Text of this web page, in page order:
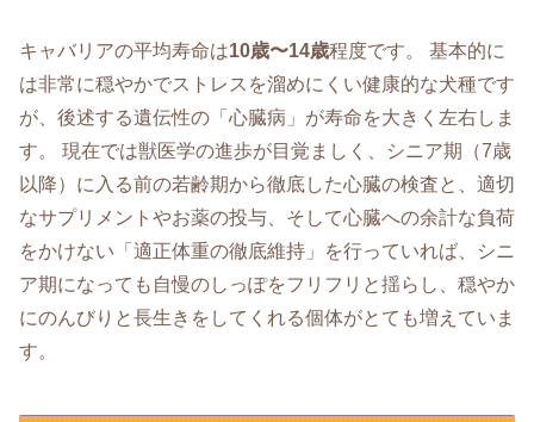
キャバリアの平均寿命は10歳〜14歳程度です。 基本的に
は非常に穏やかでストレスを溜めにくい健康的な犬種です
が、後述する遺伝性の「心臓病」が寿命を大きく左右しま
す。 現在では獣医学の進歩が目覚ましく、シニア期（7歳
以降）に入る前の若齢期から徹底した心臓の検査と、適切
なサプリメントやお薬の投与、そして心臓への余計な負荷
をかけない「適正体重の徹底維持」を行っていれば、シニ
ア期になっても自慢のしっぽをフリフリと揺らし、穏やか
にのんびりと長生きをしてくれる個体がとても増えていま
す。